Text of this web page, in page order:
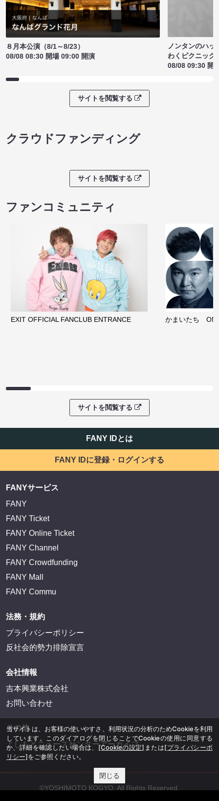
８月本公演（8/1～8/23）
08/08 08:30 開場 09:00 開演
ノンタンのハッ
わくピクニック
08/08 09:30 開
サイトを閲覧する
クラウドファンディング
サイトを閲覧する
ファンコミュニティ
EXIT OFFICIAL FANCLUB ENTRANCE かまいたち
サイトを閲覧する
FANY IDとは
FANY IDに登録・ログインする
FANYサービス
FANY
FANY Ticket
FANY Online Ticket
FANY Channel
FANY Crowdfunding
FANY Mall
FANY Commu
法務・規約
プライバシーポリシー
反社会的勢力排除宣言
会社情報
吉本興業株式会社
お問い合わせ
その他
よしもとニュースセンターアーカイブ
©YOSHIMOTO KOGYO, All Rights Reserved.
当サイトは、お客様の使いやすさ、利用状況の分析のためCookieを利用
しています。このダイアログを閉じることでCookieの使用に同意する
か、詳細を確認したい場合は、 [Cookieの設定] または[プライバシーポ
リシー]をご参照ください。
閉じる